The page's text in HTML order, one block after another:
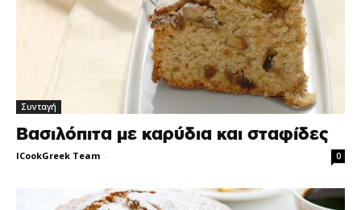
Συνταγή
Βασιλόπιτα με καρύδια και σταφίδες
ICookGreek Team - 0